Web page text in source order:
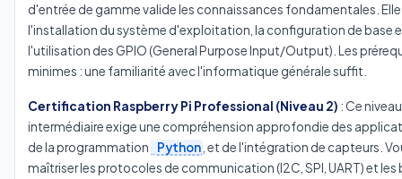
d'entrée de gamme valide les connaissances fondamentales.
l'installation du système d'exploitation, la configuration de base
l'utilisation des GPIO (General Purpose Input/Output). Les
minimes : une familiarité avec l'informatique générale suffit.
Certification Raspberry Pi Professional (Niveau 2) : Ce niveau
intermédiaire exige une compréhension approfondie des
de la programmation
Python , et de l'intégration de capteurs.
maîtriser les protocoles de communication (I2C, SPI, UART) et les